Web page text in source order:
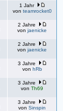
1 Jahr
von teamrocket0
2 Jahre
von jaenicke
2 Jahre
von jaenicke
3 Jahre
von hRb
3 Jahre
von Th69
3 Jahre
von Sinspin